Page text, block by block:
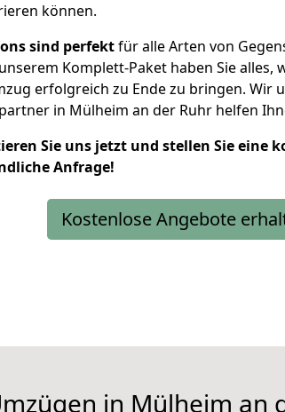
können.
sind perfektfür alle Arten von
Komplett-Paket haben Sie alles,
erfolgreich zu Ende zu bringen. Wir
in Mülheim an der Ruhr helfen
Sie uns jetzt und stellen Sie eine
Anfrage!
Kostenlose Angebote
in Mülheim an